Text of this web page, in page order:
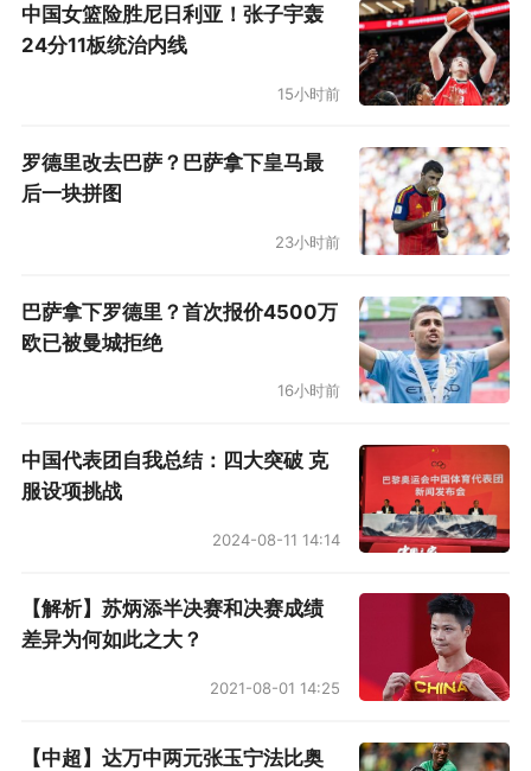
中国女篮险胜尼日利亚！张子宇轰
24分11板统治内线
15小时前
罗德里改去巴萨？巴萨拿下皇马最
后一块拼图
23小时前
巴萨拿下罗德里？首次报价4500万
欧已被曼城拒绝
16小时前
中国代表团自我总结：四大突破 克
服设项挑战
2024-08-11 14:14
【解析】苏炳添半决赛和决赛成绩
差异为何如此之大？
2021-08-01 14:25
【中超】达万中两元张玉宁法比奥